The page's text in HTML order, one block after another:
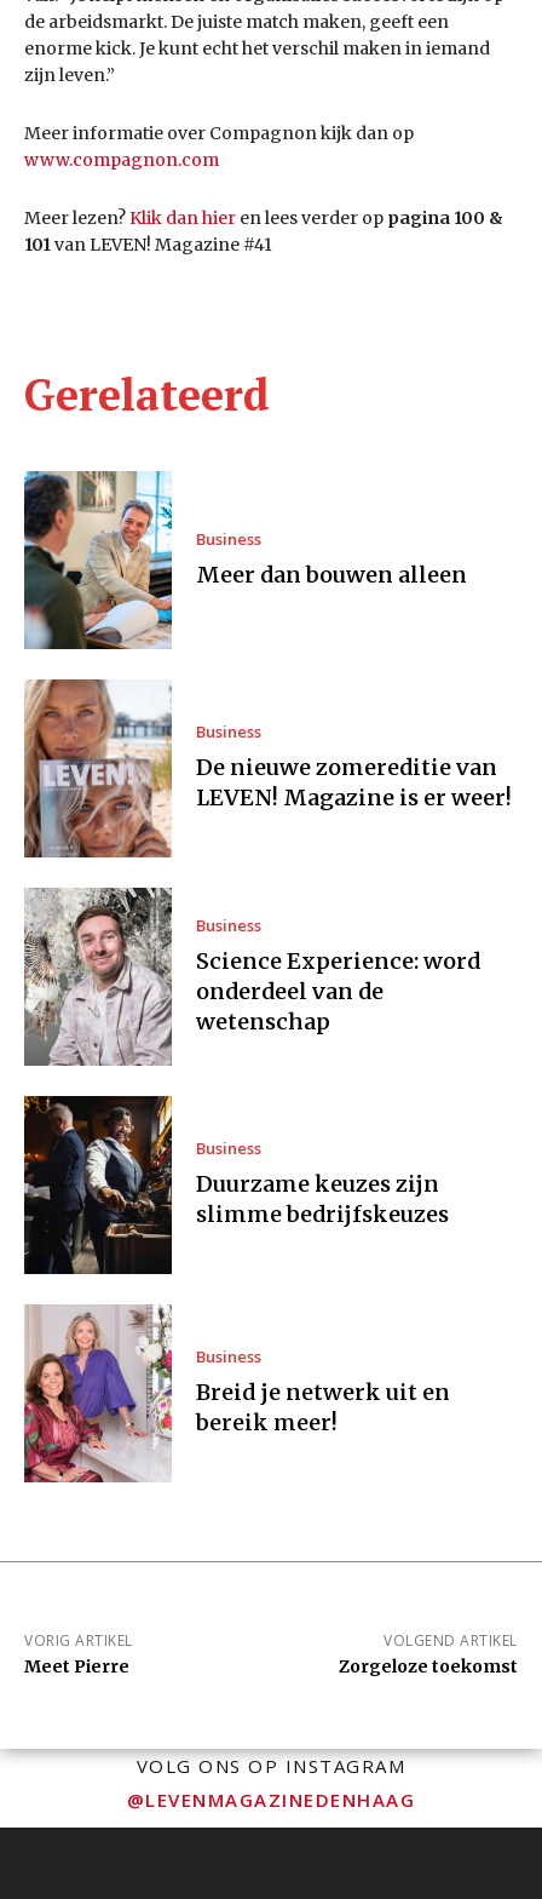
de arbeidsmarkt. De juiste match maken, geeft een
enorme kick. Je kunt echt het verschil maken in iemand
zijn leven.”
Meer informatie over Compagnon kijk dan op
www.compagnon.com
Meer lezen?Klik dan hier en lees verder op pagina 100 &
101van LEVEN! Magazine #41
Gerelateerd
Business
Meer dan bouwen alleen
Business
De nieuwe zomereditie van
LEVEN! Magazine is er weer!
Business
Science Experience: word
onderdeel van de
wetenschap
Business
Duurzame keuzes zijn
slimme bedrijfskeuzes
Business
Breid je netwerk uit en
bereik meer!
VORIG ARTIKEL
Meet Pierre
VOLGEND ARTIKEL
Zorgeloze toekomst
VOLG ONS OP INSTAGRAM
@LEVENMAGAZINEDENHAAG